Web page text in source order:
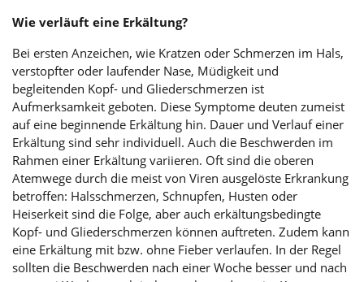
Wie verläuft eine Erkältung?
Bei ersten Anzeichen, wie Kratzen oder Schmerzen im Hals,
verstopfter oder laufender Nase, Müdigkeit und
begleitenden Kopf- und Gliederschmerzen ist
Aufmerksamkeit geboten. Diese Symptome deuten zumeist
auf eine beginnende Erkältung hin. Dauer und Verlauf einer
Erkältung sind sehr individuell. Auch die Beschwerden im
Rahmen einer Erkältung variieren. Oft sind die oberen
Atemwege durch die meist von Viren ausgelöste Erkrankung
betroffen: Halsschmerzen, Schnupfen, Husten oder
Heiserkeit sind die Folge, aber auch erkältungsbedingte
Kopf- und Gliederschmerzen können auftreten. Zudem kann
eine Erkältung mit bzw. ohne Fieber verlaufen. In der Regel
sollten die Beschwerden nach einer Woche besser und nach